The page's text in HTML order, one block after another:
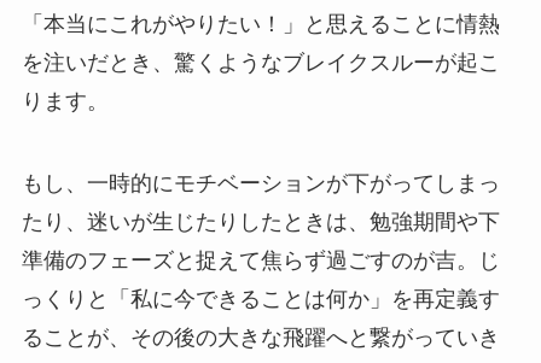
「本当にこれがやりたい！」と思えることに情熱
を注いだとき、驚くようなブレイクスルーが起こ
ります。
もし、一時的にモチベーションが下がってしまっ
たり、迷いが生じたりしたときは、勉強期間や下
準備のフェーズと捉えて焦らず過ごすのが吉。じ
っくりと「私に今できることは何か」を再定義す
ることが、その後の大きな飛躍へと繋がっていき